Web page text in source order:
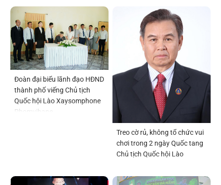
Đoàn đại biểu lãnh đạo HĐND
thành phố viếng Chủ tịch
Quốc hội Lào Xaysomphone
Phomvihane
Treo cờ rủ, không tổ chức vui
chơi trong 2 ngày Quốc tang
Chủ tịch Quốc hội Lào